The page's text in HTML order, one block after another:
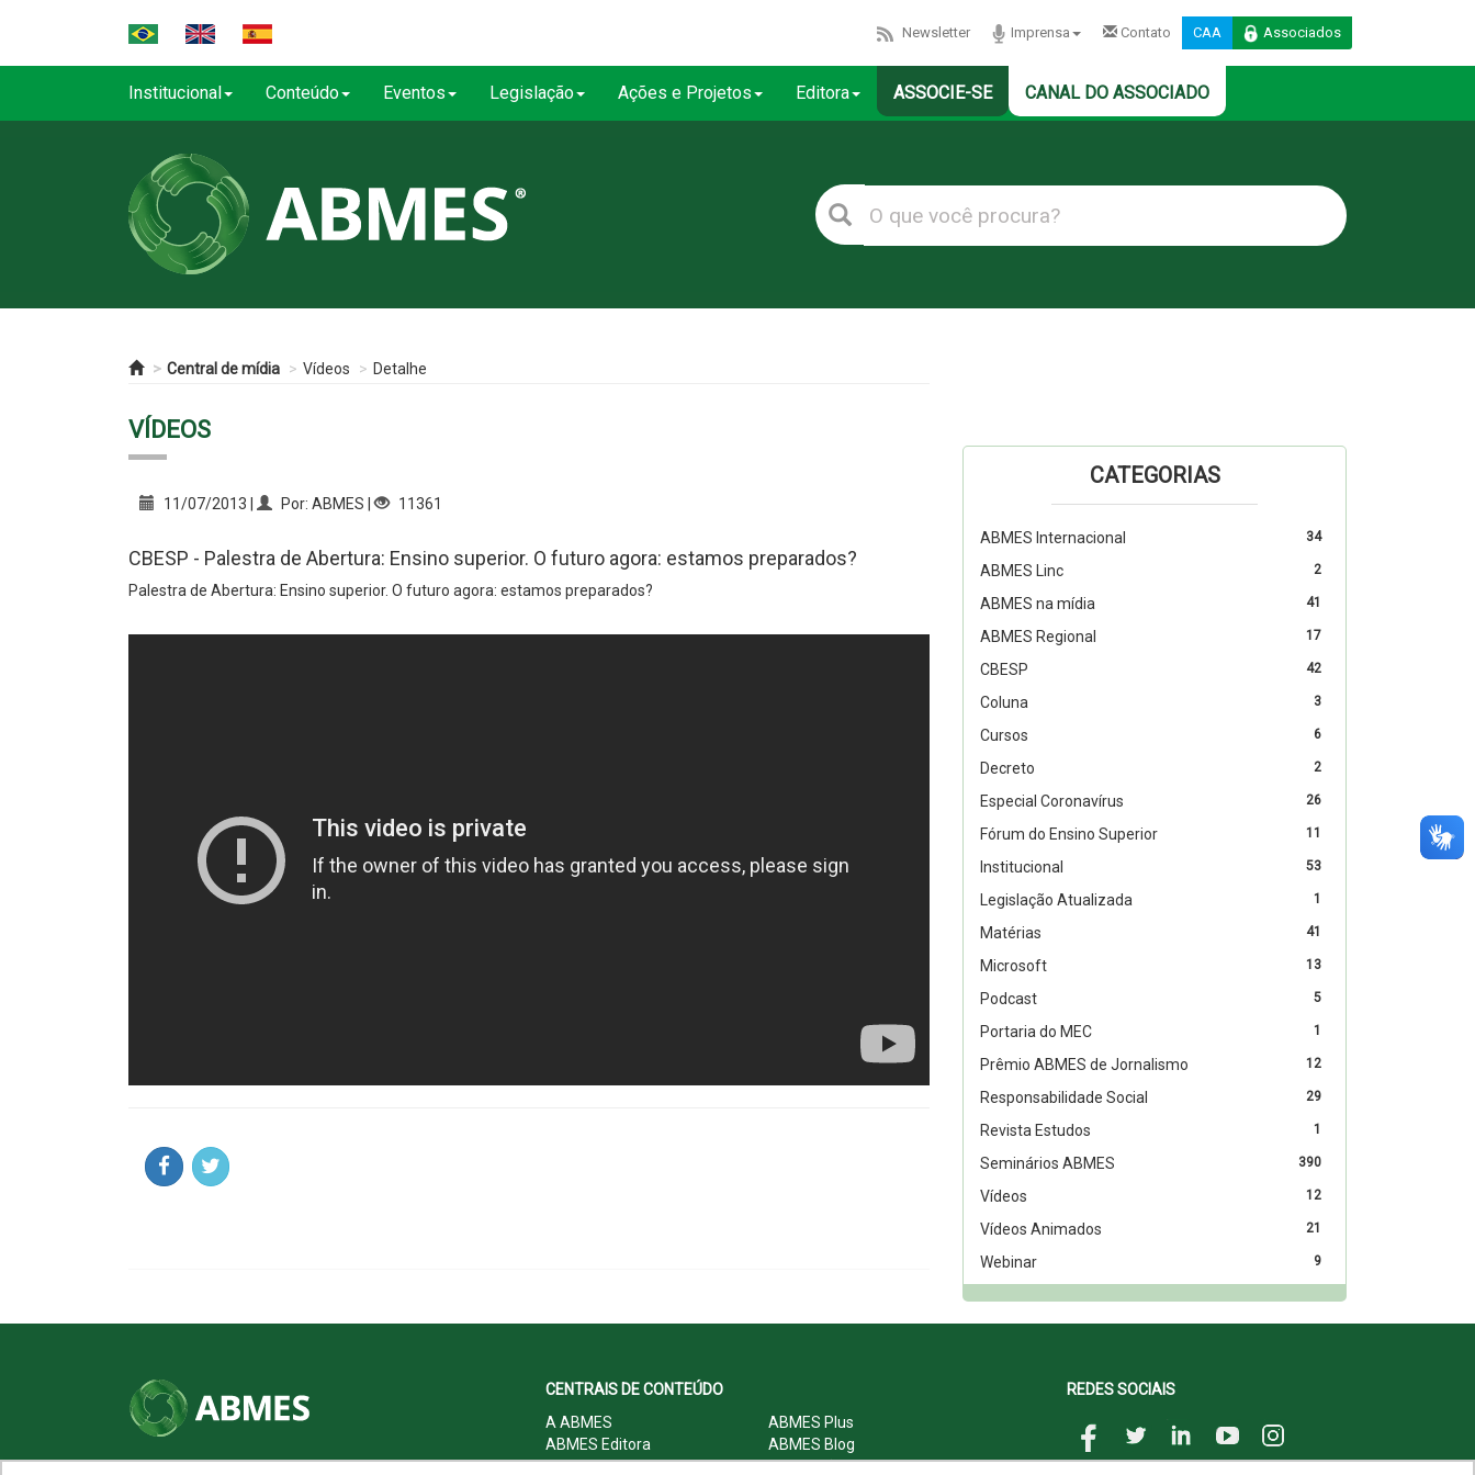
Newsletter Imprensa Contato CAA Associados
Institucional Conteúdo Eventos Legislação Ações e Projetos Editora ASSOCIE-SE CANAL DO ASSOCIADO
Central de mídia Vídeos Detalhe
VÍDEOS
11/07/2013 | Por: ABMES | 11361
CBESP - Palestra de Abertura: Ensino superior. O futuro agora: estamos preparados?
Palestra de Abertura: Ensino superior. O futuro agora: estamos preparados?
CATEGORIAS
34
ABMES Internacional
2
ABMES Linc
41
ABMES na mídia
17
ABMES Regional
42
CBESP
3
Coluna
6
Cursos
2
Decreto
26
Especial Coronavírus
11
Fórum do Ensino Superior
53
Institucional
1
Legislação Atualizada
41
Matérias
13
Microsoft
5
Podcast
1
Portaria do MEC
12
Prêmio ABMES de Jornalismo
29
Responsabilidade Social
1
Revista Estudos
390
Seminários ABMES
12
Vídeos
21
Vídeos Animados
9
Webinar
CENTRAIS DE CONTEÚDO
A ABMES
ABMES Plus
ABMES Editora
ABMES Blog
ABMES LInC
Legislação
REDES SOCIAIS